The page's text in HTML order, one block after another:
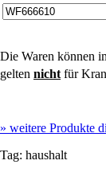
Die Waren können
gelten nicht für
» weitere Produkte
Tag: haushalt